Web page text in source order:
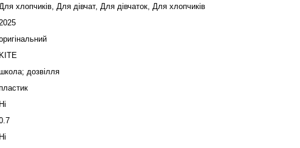
хлопчиків, Для дівчат, Для дівчаток, Для хлопчиків
KITE
дозвілля
Ні
Ні